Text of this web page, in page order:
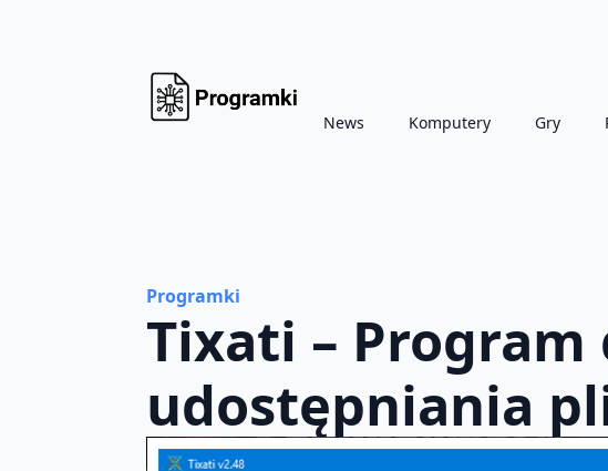
News Komputery Gry
Programki
Tixati –
udostępniania